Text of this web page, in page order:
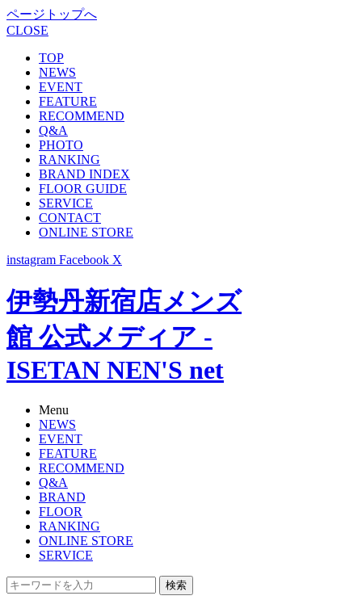
ページトップへ
CLOSE
TOP
NEWS
EVENT
FEATURE
RECOMMEND
Q&A
PHOTO
RANKING
BRAND INDEX
FLOOR GUIDE
SERVICE
CONTACT
ONLINE STORE
instagram Facebook X
伊勢丹新宿店メンズ
館 公式メディア -
ISETAN NEN'S net
Menu
NEWS
EVENT
FEATURE
RECOMMEND
Q&A
BRAND
FLOOR
RANKING
ONLINE STORE
SERVICE
検索